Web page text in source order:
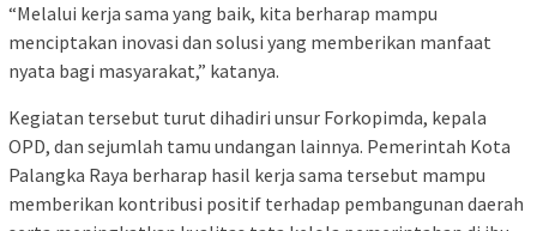
“Melalui kerja sama yang baik, kita berharap mampu
menciptakan inovasi dan solusi yang memberikan manfaat
nyata bagi masyarakat,” katanya.
Kegiatan tersebut turut dihadiri unsur Forkopimda, kepala
OPD, dan sejumlah tamu undangan lainnya. Pemerintah Kota
Palangka Raya berharap hasil kerja sama tersebut mampu
memberikan kontribusi positif terhadap pembangunan daerah